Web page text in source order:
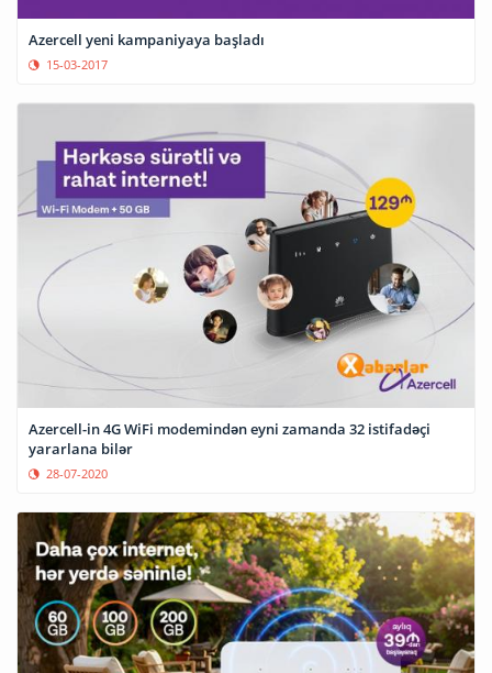
Azercell yeni kampaniyaya başladı
15-03-2017
Azercell-in 4G WiFi modemindən eyni zamanda 32 istifadəçi
yararlana bilər
28-07-2020